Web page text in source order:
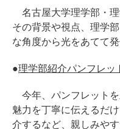
名古屋大学理学部・理
その背景や視点、理学
な角度から光をあてて発
●理学部紹介パンフレッ
今年、パンフレット
魅力を丁寧に伝えるだ
介するなど、親しみや